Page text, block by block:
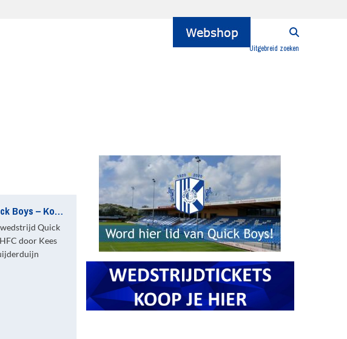
Uitgebreid zoeken
Fotoverslag: Quick Boys – Koninklijke HFC
Quick
door Kees